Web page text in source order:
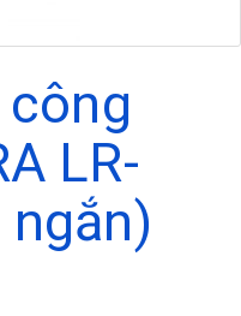
công
LR-
ngắn)